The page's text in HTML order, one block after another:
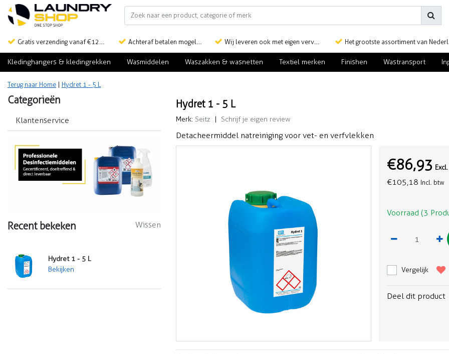
Gratis verzending vanaf €125,- Achteraf betalen mogelijk Wij leveren ook met eigen vervoer Het grootste assortiment van
Kledinghangers & kledingrekken Wasmiddelen Waszakken & wasnetten Textiel merken Finishen Wastransport
Terug naar Home Hydret 1 - 5 L
Categorieën
Klantenservice
Recent bekeken Wissen
Hydret 1 - 5 L
Bekijken
Hydret 1 - 5 L
Merk: Seitz | Schrijf je eigen review
Detacheermiddel natreiniging voor vet- en verfvlekken
€86,93
€105,18 Incl. btw
Voorraad (3
Vergelijk
Deel dit product